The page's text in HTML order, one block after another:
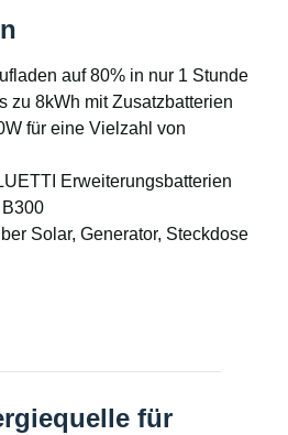
auf 80% in nur 1 Stunde
zu 8kWh mit Zusatzbatterien
für eine Vielzahl von
Erweiterungsbatterien
B300
Solar, Generator, Steckdose
für